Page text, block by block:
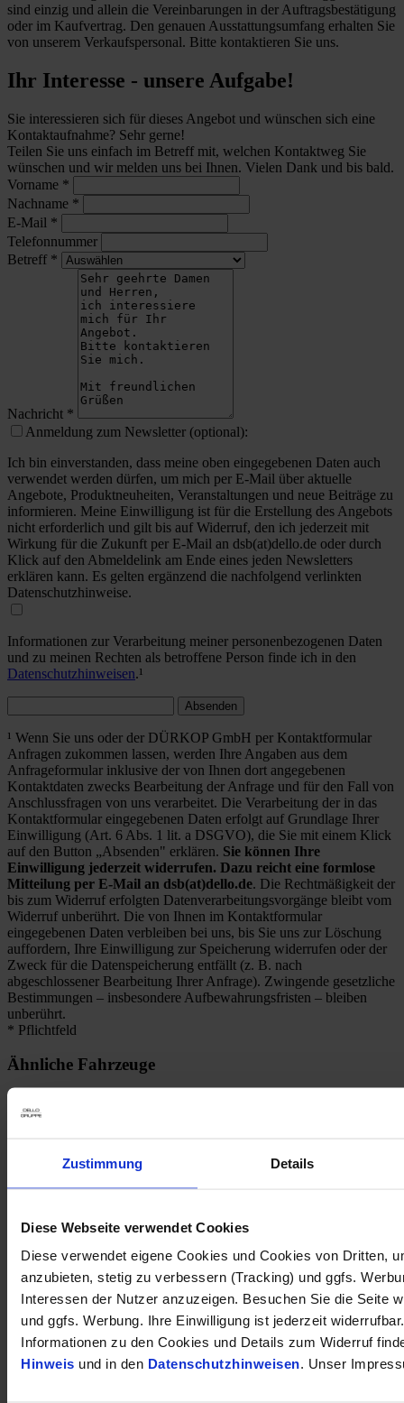
Zustimmung Details
Diese Webseite verwendet Cookies
Diese verwendet eigene Cookies und Cookies von Dritten,
anzubieten, stetig zu verbessern (Tracking) und ggfs.
Interessen der Nutzer anzuzeigen. Besuchen Sie die Seite
und ggfs. Werbung. Ihre Einwilligung ist jederzeit
Informationen zu den Cookies und Details zum Widerruf
Hinweis und in den Datenschutzhinweisen. Unser
sind einzig und allein die Vereinbarungen in der Auftragsbestätigung
oder im Kaufvertrag. Den genauen Ausstattungsumfang erhalten Sie
von unserem Verkaufspersonal. Bitte kontaktieren Sie uns.
Ihr Interesse - unsere Aufgabe!
Sie interessieren sich für dieses Angebot und wünschen sich eine
Kontaktaufnahme? Sehr gerne!
Teilen Sie uns einfach im Betreff mit, welchen Kontaktweg Sie
wünschen und wir melden uns bei Ihnen. Vielen Dank und bis bald.
Vorname *
Nachname *
E-Mail *
Telefonnummer
Betreff *
Nachricht *
Anmeldung zum Newsletter (optional):
Ich bin einverstanden, dass meine oben eingegebenen Daten auch
verwendet werden dürfen, um mich per E-Mail über aktuelle
Angebote, Produktneuheiten, Veranstaltungen und neue Beiträge zu
informieren. Meine Einwilligung ist für die Erstellung des Angebots
nicht erforderlich und gilt bis auf Widerruf, den ich jederzeit mit
Wirkung für die Zukunft per E-Mail an dsb(at)dello.de oder durch
Klick auf den Abmeldelink am Ende eines jeden Newsletters
erklären kann. Es gelten ergänzend die nachfolgend verlinkten
Datenschutzhinweise.
Informationen zur Verarbeitung meiner personenbezogenen Daten
und zu meinen Rechten als betroffene Person finde ich in den
Datenschutzhinweisen.¹
Absenden
¹ Wenn Sie uns oder der DÜRKOP GmbH per Kontaktformular
Anfragen zukommen lassen, werden Ihre Angaben aus dem
Anfrageformular inklusive der von Ihnen dort angegebenen
Kontaktdaten zwecks Bearbeitung der Anfrage und für den Fall von
Anschlussfragen von uns verarbeitet. Die Verarbeitung der in das
Kontaktformular eingegebenen Daten erfolgt auf Grundlage Ihrer
Einwilligung (Art. 6 Abs. 1 lit. a DSGVO), die Sie mit einem Klick
auf den Button „Absenden" erklären. Sie können Ihre
Einwilligung jederzeit widerrufen. Dazu reicht eine formlose
Mitteilung per E-Mail an dsb(at)dello.de. Die Rechtmäßigkeit der
bis zum Widerruf erfolgten Datenverarbeitungsvorgänge bleibt vom
Widerruf unberührt. Die von Ihnen im Kontaktformular
eingegebenen Daten verbleiben bei uns, bis Sie uns zur Löschung
auffordern, Ihre Einwilligung zur Speicherung widerrufen oder der
Zweck für die Datenspeicherung entfällt (z. B. nach
abgeschlossener Bearbeitung Ihrer Anfrage). Zwingende gesetzliche
Bestimmungen – insbesondere Aufbewahrungsfristen – bleiben
unberührt.
* Pflichtfeld
Ähnliche Fahrzeuge
CO -Emission (kombiniert nach WLTP)1:137 g CO
Kia Cee'd_sw 1.5T Mild-Hybrid Ultimate DCT Style-Paket Navi
25.990 €
Tageszulassung
Kilometer Anzahl2 km
Erstzulassung
03/2025
Leistung103 kW / 140 PS
KraftstoffartBenzin